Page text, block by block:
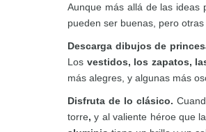
Aunque más allá de las ideas
pueden ser buenas, pero otras
Descarga dibujos de
Los vestidos, los zapatos,
más alegres, y algunas más
Disfruta de lo clásico.
torre, y al valiente héroe que